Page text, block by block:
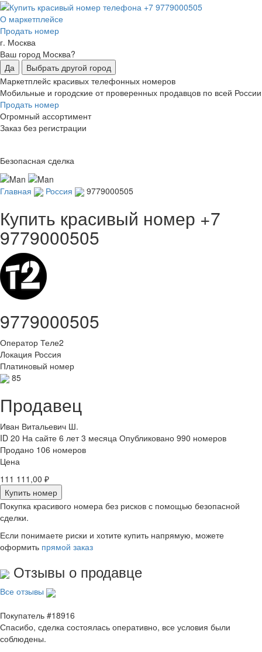
О маркетплейсе
Продать номер
г. Москва
Ваш город Москва?
Да
Выбрать другой город
Маркетплейс красивых телефонных номеров
Мобильные и городские от проверенных продавцов по всей России
Продать номер
Огромный ассортимент
Заказ без регистрации
Безопасная сделка
Главная Россия 9779000505
Купить красивый номер +7
9779000505
9779000505
Оператор Теле2
Локация Россия
Платиновый номер
85
Продавец
Иван Витальевич Ш.
ID 20 На сайте 6 лет 3 месяца Опубликовано 990 номеров
Продано 106 номеров
Цена
111 111,00 ₽
Купить номер
Покупка красивого номера без рисков с помощью безопасной
сделки.
Если понимаете риски и хотите купить напрямую, можете
оформить прямой заказ
Отзывы о продавце
Все отзывы
Покупатель #18916
Спасибо, сделка состоялась оперативно, все условия были
соблюдены.